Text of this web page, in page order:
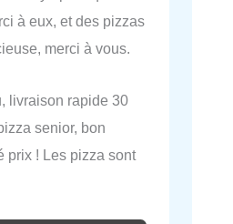
à eux, et des pizzas
merci à vous.
livraison rapide 30
senior, bon
prix ! Les pizza sont